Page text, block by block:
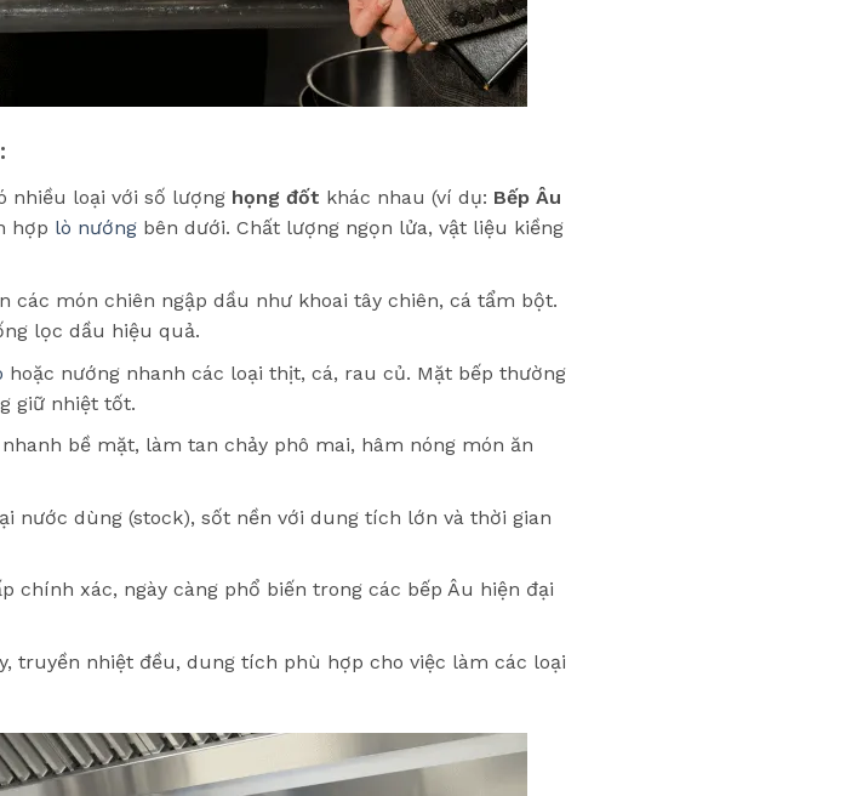
loại với số lượng họng đốt khác nhau (ví dụ: Bếp Âu
hợp lò nướngbên dưới. Chất lượng ngọn lửa, vật liệu kiềng
các món chiên ngập dầu như khoai tây chiên, cá tẩm bột.
lọc dầu hiệu quả.
hoặc nướng nhanh các loại thịt, cá, rau củ. Mặt bếp thường
giữ nhiệt tốt.
bề mặt, làm tan chảy phô mai, hâm nóng món ăn
nước dùng (stock), sốt nền với dung tích lớn và thời gian
xác, ngày càng phổ biến trong các bếp Âu hiện đại
truyền nhiệt đều, dung tích phù hợp cho việc làm các loại